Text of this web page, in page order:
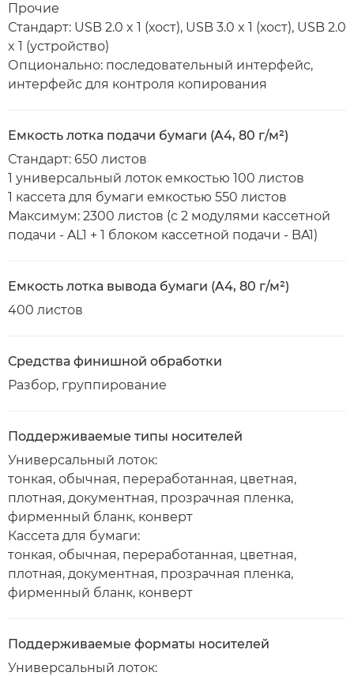
Прочие
Стандарт: USB 2.0 x 1 (хост), USB 3.0 x 1 (хост), USB 2.0
x 1 (устройство)
Опционально: последовательный интерфейс,
интерфейс для контроля копирования
Емкость лотка подачи бумаги (A4, 80 г/м²)
Стандарт: 650 листов
1 универсальный лоток емкостью 100 листов
1 кассета для бумаги емкостью 550 листов
Максимум: 2300 листов (с 2 модулями кассетной
подачи - AL1 + 1 блоком кассетной подачи - BA1)
Емкость лотка вывода бумаги (A4, 80 г/м²)
400 листов
Средства финишной обработки
Разбор, группирование
Поддерживаемые типы носителей
Универсальный лоток:
тонкая, обычная, переработанная, цветная,
плотная, документная, прозрачная пленка,
фирменный бланк, конверт
Кассета для бумаги:
тонкая, обычная, переработанная, цветная,
плотная, документная, прозрачная пленка,
фирменный бланк, конверт
Поддерживаемые форматы носителей
Универсальный лоток: